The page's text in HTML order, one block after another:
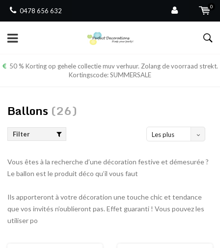
0478 656 632
0
50 % Korting op gehele collectie muv verhuur. Zolang de voorraad strekt.
Kortingscode: SUMMERSALE
Ballons (26)
Filter
Les plus
Vous êtes à la recherche d’une décoration festive et démesurée ?
Le ballon est le produit déco qu’il vous faut
Ils apporteront à votre décoration une touche chic et tendance
que vos invités n’oublieront pas. Effet guaranti ! Vous pouvez les
utiliser po